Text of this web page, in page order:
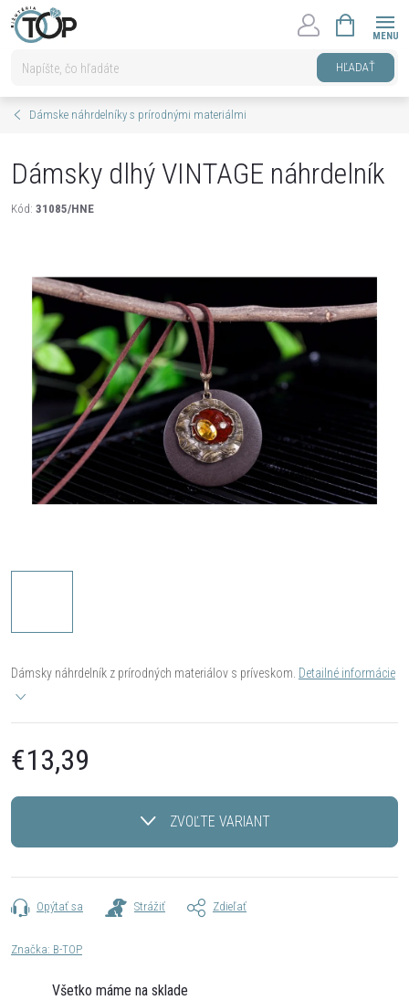
Prejsť
na
HĽADAŤ
KOŠÍK
Dámske náhrdelníky s prírodnými materiálmi
Dámsky dlhý VINTAGE náhrdelník
Kód: 31085/HNE
Dámsky náhrdelník z prírodných materiálov s príveskom. Detailné informácie
€13,39
cena:
ZVOĽTE VARIANT
Opýtať sa Strážiť Zdieľať
Značka: B-TOP
Všetko máme na sklade